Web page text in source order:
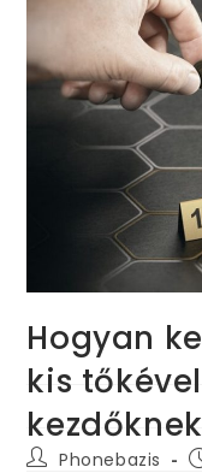
Hogyan
kis
kezdőknek
PostPhonebazis